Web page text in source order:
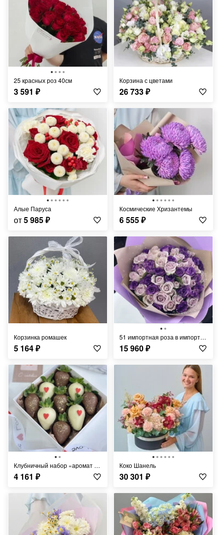
25 красных роз 40см
3 591 ₽
корзина с цветами
26 733₽
Алые Паруса
от5 985₽
Космические Хризантемы
6 555₽
Корзинка ромашек
5 164₽
51 импортная роза в импортной упаковке
15 960₽
Клубничный набор «аромат любви»
4 161 ₽
Коко Шанель
30 301 ₽